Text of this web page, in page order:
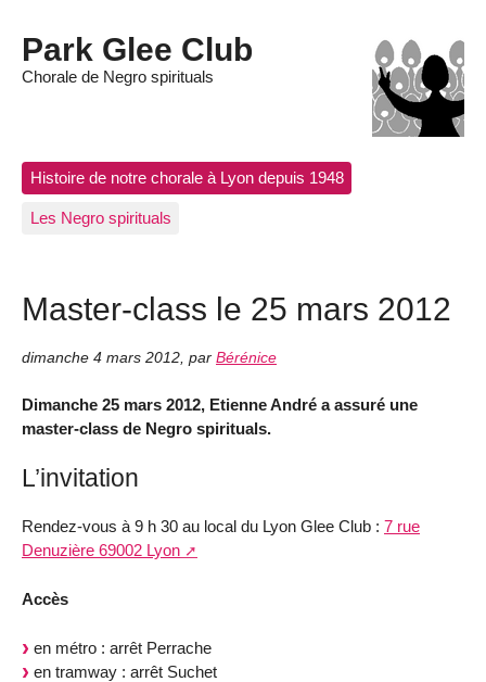
Park Glee Club
Chorale de Negro spirituals
Histoire de notre chorale à Lyon depuis 1948
Les Negro spirituals
Master-class le 25 mars 2012
dimanche 4 mars 2012 par Bérénice
Dimanche 25 mars 2012, Etienne André a assuré une
master-class de Negro spirituals.
L’invitation
Rendez-vous à 9 h 30 au local du Lyon Glee Club : 7 rue
Denuzière 69002 Lyon
Accès
en métro : arrêt Perrache
en tramway : arrêt Suchet